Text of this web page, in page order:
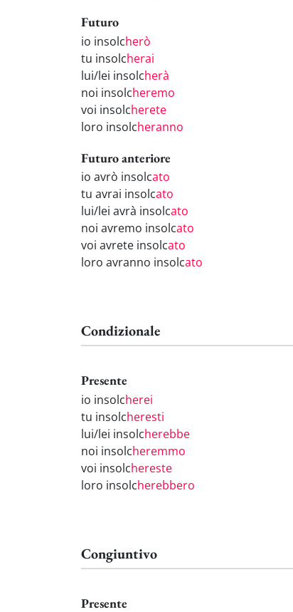
Futuro
io insolcherò
tu insolcherai
lui/lei insolcherà
noi insolcheremo
voi insolcherete
loro insolcheranno
Futuro anteriore
io avrò insolcato
tu avrai insolcato
lui/lei avrà insolcato
noi avremo insolcato
voi avrete insolcato
loro avranno insolcato
Condizionale
Presente
io insolcherei
tu insolcheresti
lui/lei insolcherebbe
noi insolcheremmo
voi insolchereste
loro insolcherebbero
Congiuntivo
Presente